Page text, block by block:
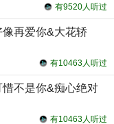
有9520人听过
再爱你&大花轿
有10463人听过
不是你&痴心绝对
有10463人听过